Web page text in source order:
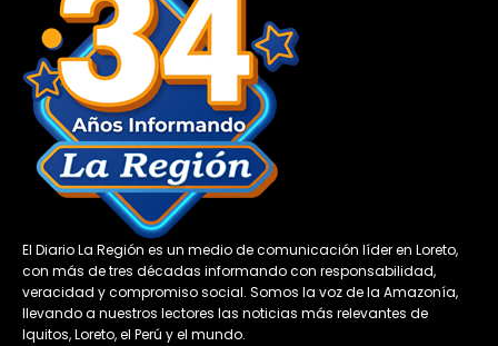
El Diario La Región es un medio de comunicación líder en Loreto,
con más de tres décadas informando con responsabilidad,
veracidad y compromiso social. Somos la voz de la Amazonía,
llevando a nuestros lectores las noticias más relevantes de
Iquitos, Loreto, el Perú y el mundo.